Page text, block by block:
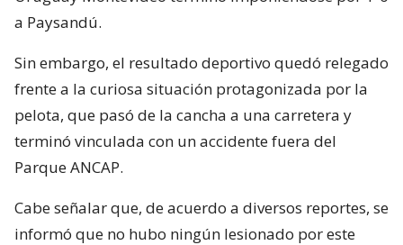
a Paysandú.
Sin embargo, el resultado deportivo quedó relegado
frente a la curiosa situación protagonizada por la
pelota, que pasó de la cancha a una carretera y
terminó vinculada con un accidente fuera del
Parque ANCAP.
Cabe señalar que, de acuerdo a diversos reportes, se
informó que no hubo ningún lesionado por este